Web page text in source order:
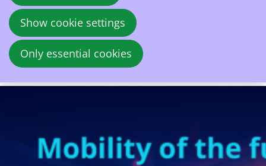
Samen bieden we u een uniek platform om
de synergieën tussen mobiliteit en energie
te verkennen in de context van evoluerende
Europese regelgeving.
Show cookie settings
Only essential cookies